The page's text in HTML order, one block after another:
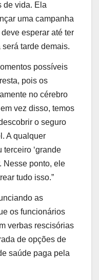
de vida. Ela
uma campanha
esperar até ter
tarde demais.
possíveis
pois os
no cérebro
vez disso, temos
o seguro
A qualquer
terceiro ‘grande
Nesse ponto, ele
tudo isso.”
as
os funcionários
verbas rescisórias
de opções de
saúde paga pela